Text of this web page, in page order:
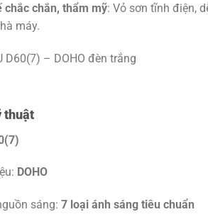
chắc chắn, thẩm mỹ: Vỏ sơn tĩnh điện,
máy.
thuật
DOHO
sáng: 7 loại ánh sáng tiêu chuẩn